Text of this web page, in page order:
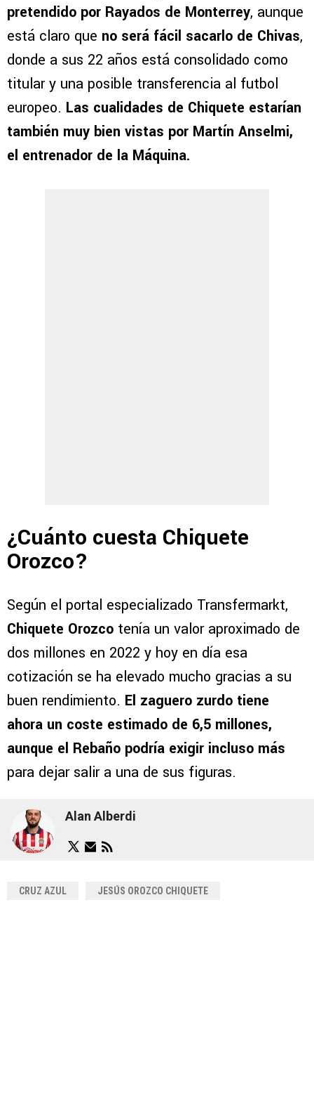
pretendido por Rayados de Monterrey, aunque
está claro que no será fácil sacarlo de Chivas,
donde a sus 22 años está consolidado como
titular y una posible transferencia al futbol
europeo. Las cualidades de Chiquete estarían
también muy bien vistas por Martín Anselmi,
el entrenador de la Máquina.
¿Cuánto cuesta Chiquete
Orozco?
Según el portal especializado Transfermarkt,
Chiquete Orozco tenía un valor aproximado de
dos millones en 2022 y hoy en día esa
cotización se ha elevado mucho gracias a su
buen rendimiento. El zaguero zurdo tiene
ahora un coste estimado de 6,5 millones,
aunque el Rebaño podría exigir incluso más
para dejar salir a una de sus figuras.
Alan Alberdi
CRUZ AZUL JESÚS OROZCO CHIQUETE